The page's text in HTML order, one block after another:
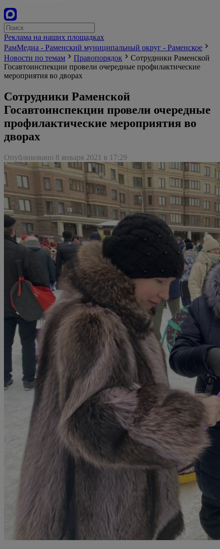
Реклама на наших площадках
РамМедиа - Раменский муниципальный округ - Раменское
Новости по темам
Правопорядок
Сотрудники Раменской
Госавтоинспекции провели очередные профилактические
мероприятия во дворах
Сотрудники Раменской
Госавтоинспекции провели очередные
профилактические мероприятия во
дворах
Опубликовано 8 января 2021 в 17:29